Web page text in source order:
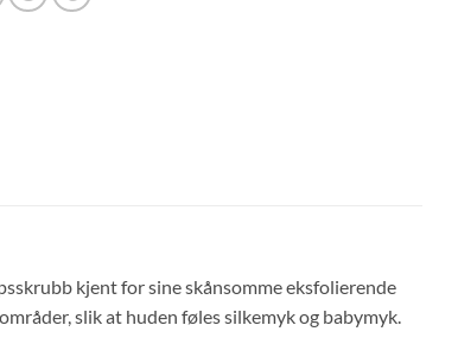
kjent for sine skånsomme eksfolierende
slik at huden føles silkemyk og babymyk.